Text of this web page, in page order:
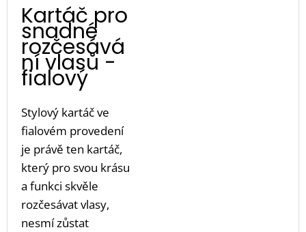
Kartáč pro
snadné
rozčesává
ní vlasů -
fialový
Stylový kartáč ve
fialovém provedení
je právě ten kartáč,
který pro svou krásu
a funkci skvěle
rozčesávat vlasy,
nesmí zůstat